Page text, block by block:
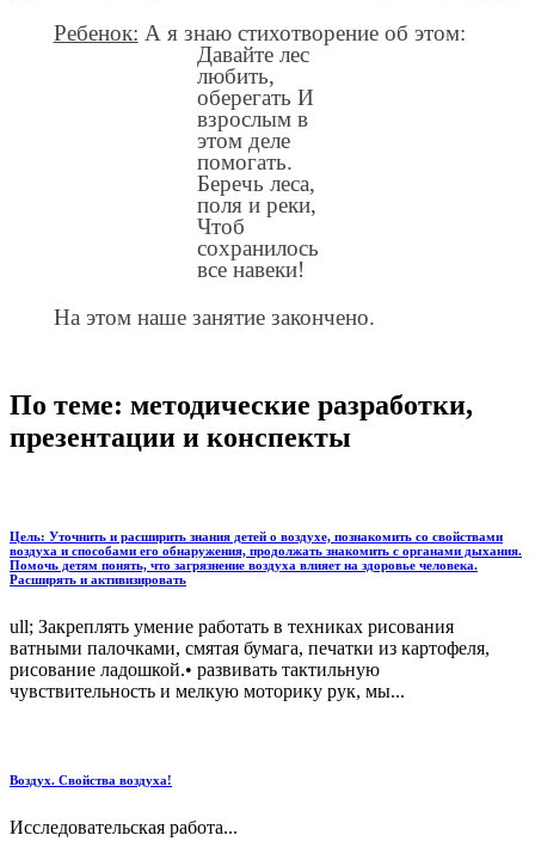
Ребенок: А я знаю стихотворение об этом:
Давайте лес
любить,
оберегать И
взрослым в
этом деле
помогать.
Беречь леса,
поля и реки,
Чтоб
сохранилось
все навеки!
На этом наше занятие закончено.
По теме: методические разработки,
презентации и конспекты
Цель: Уточнить и расширить знания детей о воздухе, познакомить со свойствами
воздуха и способами его обнаружения, продолжать знакомить с органами дыхания.
Помочь детям понять, что загрязнение воздуха влияет на здоровье человека.
Расширять и активизировать
ull; Закреплять умение работать в техниках рисования
ватными палочками, смятая бумага, печатки из картофеля,
рисование ладошкой.• развивать тактильную
чувствительность и мелкую моторику рук, мы...
Воздух. Свойства воздуха!
Исследовательская работа...